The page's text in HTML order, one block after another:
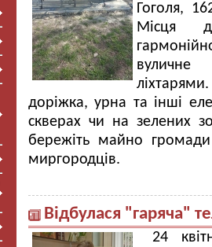
Гоголя,
Місця
вуличне
доріжка, урна та інші
скверах чи на зелених
бережіть майно
миргородців.
Відбулася "гаряча"
24